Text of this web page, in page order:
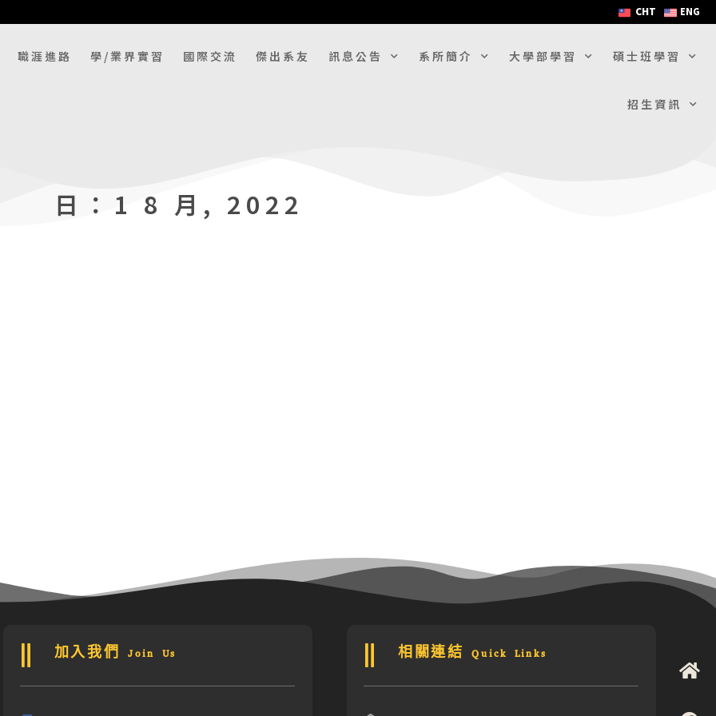
CHT ENG
職涯進路 學/業界實習 國際交流 傑出系友 訊息公告 系所簡介 大學部學習 碩士班學習
招生資訊
日：1 8 月, 2022
加入我們 Join Us 相關連結 Quick Links